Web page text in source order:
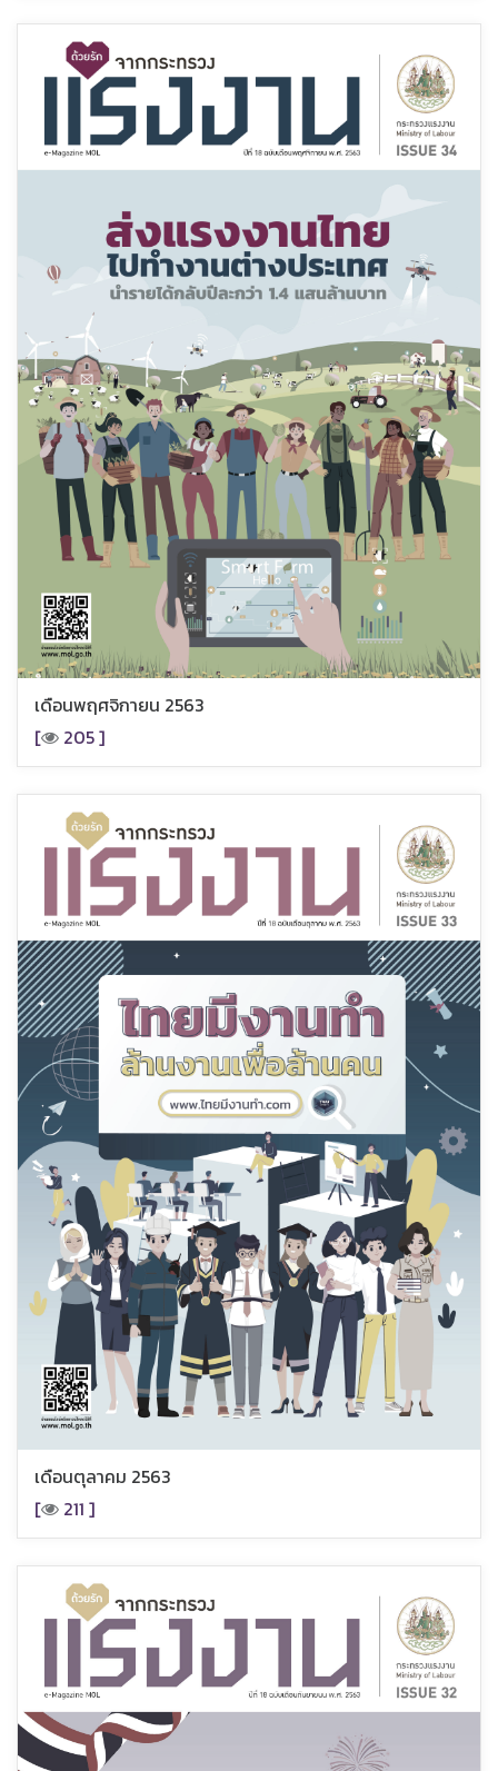
เดือนพฤศจิกายน 2563
[
205 ]
เดือนตุลาคม 2563
[
211 ]